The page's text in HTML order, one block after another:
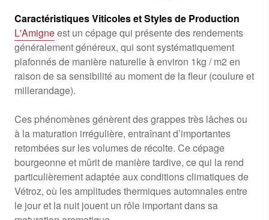
Caractéristiques Viticoles et Styles de Production
L'Amigneest un cépage qui présente des rendements
généralement généreux, qui sont systématiquement
plafonnés de manière naturelle à environ 1kg / m2 en
raison de sa sensibilité au moment de la fleur (coulure et
millerandage).
Ces phénomènes génèrent des grappes très lâches ou
à la maturation irrégulière, entraînant d’importantes
retombées sur les volumes de récolte. Ce cépage
bourgeonne et mûrit de manière tardive, ce qui la rend
particulièrement adaptée aux conditions climatiques de
Vétroz, où les amplitudes thermiques automnales entre
le jour et la nuit jouent un rôle important dans sa